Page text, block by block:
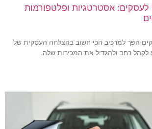
אסטרטגיות ופלטפורמות
הפך למרכיב הכי חשוב בהצלחה העסקית של
רחב ולהגדיל את המכירות שלה.